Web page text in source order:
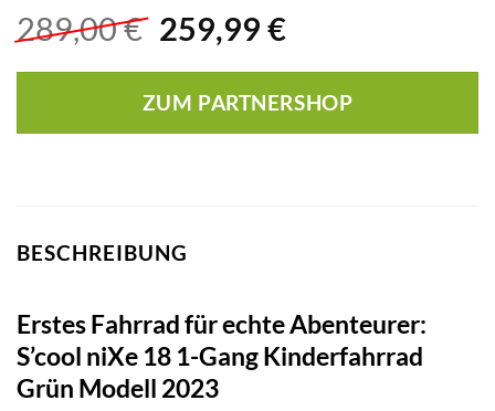
289,00€ Ursprünglicher
war:
289,00 €
259,99 €Aktueller
ist:
259,99 €.
ZUM PARTNERSHOP
BESCHREIBUNG
Erstes Fahrrad für echte Abenteurer:
S’cool niXe 18 1-Gang Kinderfahrrad
Grün Modell 2023